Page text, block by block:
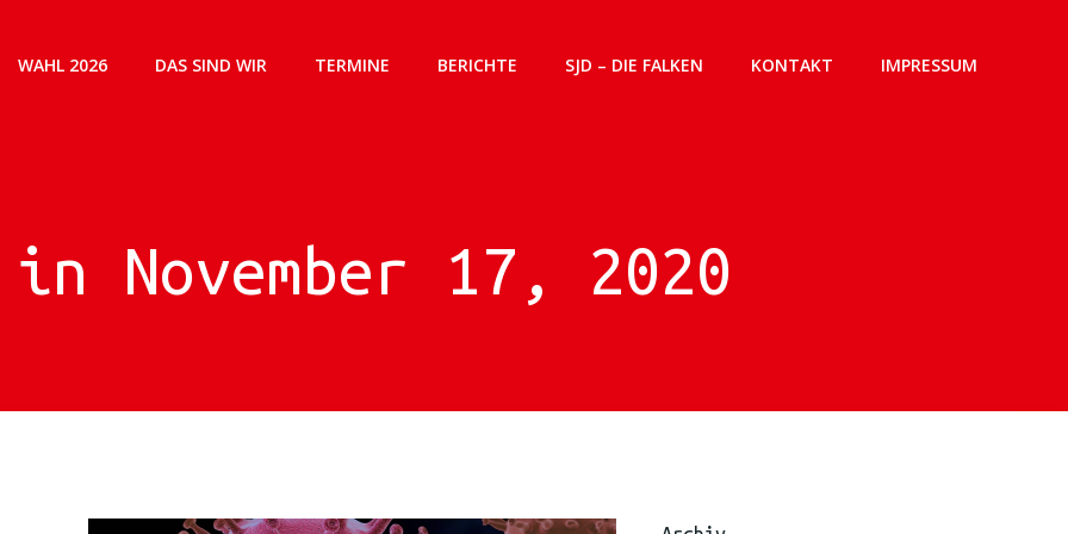
WAHL 2026 DAS SIND WIR TERMINE BERICHTE SJD – DIE FALKEN KONTAKT IMPRESSUM
November 17, 2020